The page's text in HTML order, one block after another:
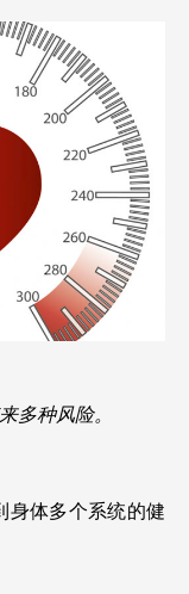
多种风险。
身体多个系统的健